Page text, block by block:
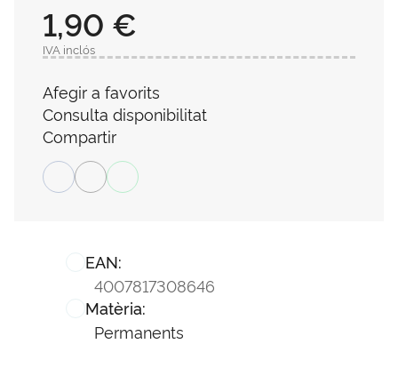
EAN:
4007817308646
Matèria:
Permanents
1,90 €
IVA inclós
Afegir a favorits
Consulta disponibilitat
Compartir